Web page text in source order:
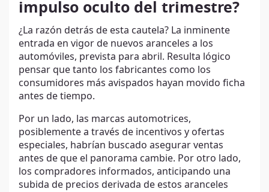
impulso oculto del trimestre?
¿La razón detrás de esta cautela? La inminente
entrada en vigor de nuevos aranceles a los
automóviles, prevista para abril. Resulta lógico
pensar que tanto los fabricantes como los
consumidores más avispados hayan movido ficha
antes de tiempo.
Por un lado, las marcas automotrices,
posiblemente a través de incentivos y ofertas
especiales, habrían buscado asegurar ventas
antes de que el panorama cambie. Por otro lado,
los compradores informados, anticipando una
subida de precios derivada de estos aranceles